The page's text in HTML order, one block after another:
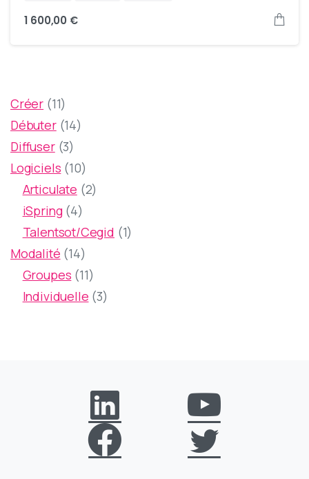
1 600,00 €
Créer 1111
produits
Débuter 1414
Diffuser 33
produits
Logiciels 1010
produits
Articulate 22
iSpring 44
produits
Talentsot/Cegid 11
Modalité 1414
produits
Groupes 1111
produits
Individuelle 33